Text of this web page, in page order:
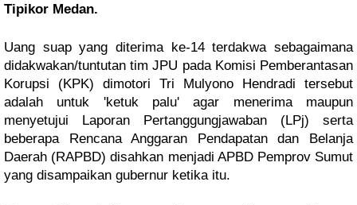
Tipikor Medan.
Uang suap yang diterima ke-14 terdakwa sebagaimana
didakwakan/tuntutan tim JPU pada Komisi Pemberantasan
Korupsi (KPK) dimotori Tri Mulyono Hendradi tersebut
adalah untuk 'ketuk palu' agar menerima maupun
menyetujui Laporan Pertanggungjawaban (LPj) serta
beberapa Rencana Anggaran Pendapatan dan Belanja
Daerah (RAPBD) disahkan menjadi APBD Pemprov Sumut
yang disampaikan gubernur ketika itu.